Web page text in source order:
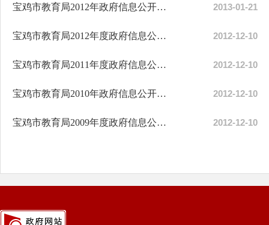
宝鸡市教育局2012年政府信息公开工作年度报告 2013-01-21
宝鸡市教育局2012年度政府信息公开工作计划 2012-12-10
宝鸡市教育局2011年度政府信息公开工作报告 2012-12-10
宝鸡市教育局2010年政府信息公开工作年度报告 2012-12-10
宝鸡市教育局2009年度政府信息公开工作报告 2012-12-10